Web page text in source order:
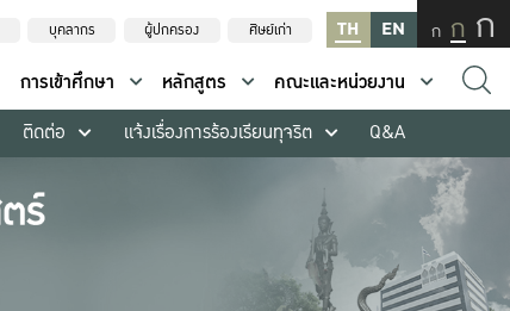
บุคลากร ผู้ปกครอง ศิษย์เก่า TH EN ก ก ก
การเข้าศึกษา หลักสูตร
คณะและหน่วยงาน
ติดต่อ แจ้งเรื่องการร้องเรียนทุจริต Q&A